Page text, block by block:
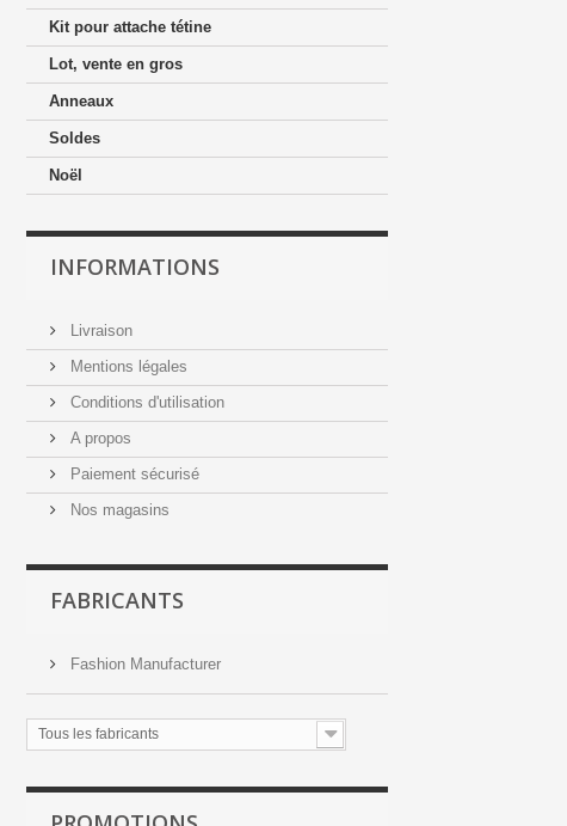
Kit pour attache tétine
Lot, vente en gros
Anneaux
Soldes
Noël
INFORMATIONS
Livraison
Mentions légales
Conditions d'utilisation
A propos
Paiement sécurisé
Nos magasins
FABRICANTS
Fashion Manufacturer
Tous les fabricants